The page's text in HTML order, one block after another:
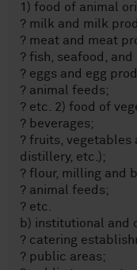
1) food of animal
? milk and milk
? meat and meat
? fish, seafood,
? eggs and egg
? animal feeds;
? etc. 2) food of
? beverages;
? fruits, vegetables
distillery, etc.);
? flour, milling and
? animal feeds;
? etc.
b) institutional and
? catering
? public areas;